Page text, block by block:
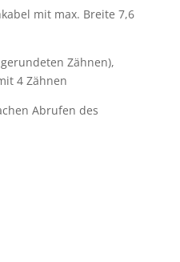
mit max. Breite 7,6
Zähnen),
4 Zähnen
Abrufen des